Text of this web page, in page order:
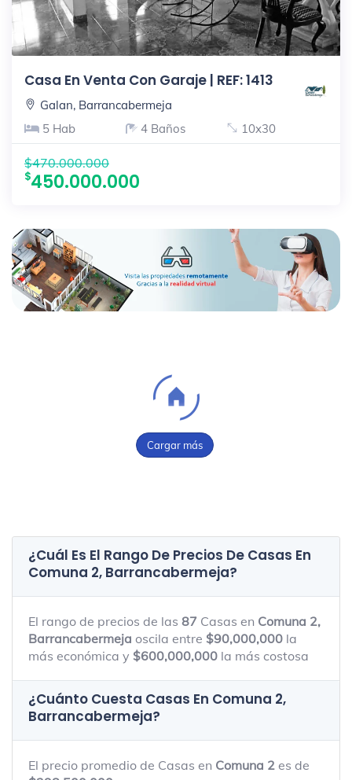
Casa En Venta Con Garaje | REF: 1413
Galan, Barrancabermeja
5 Hab
4 Baños 10x30
$470.000.000
450.000.000
Cargar más
¿Cuál Es El Rango De Precios De Casas En
Comuna 2, Barrancabermeja?
El rango de precios de las 87 Casas en Comuna 2,
Barrancabermeja oscila entre $90,000,000 la
más económica y $600,000,000 la más costosa
¿Cuánto Cuesta Casas En Comuna 2,
Barrancabermeja?
El precio promedio de Casas en Comuna 2 es de